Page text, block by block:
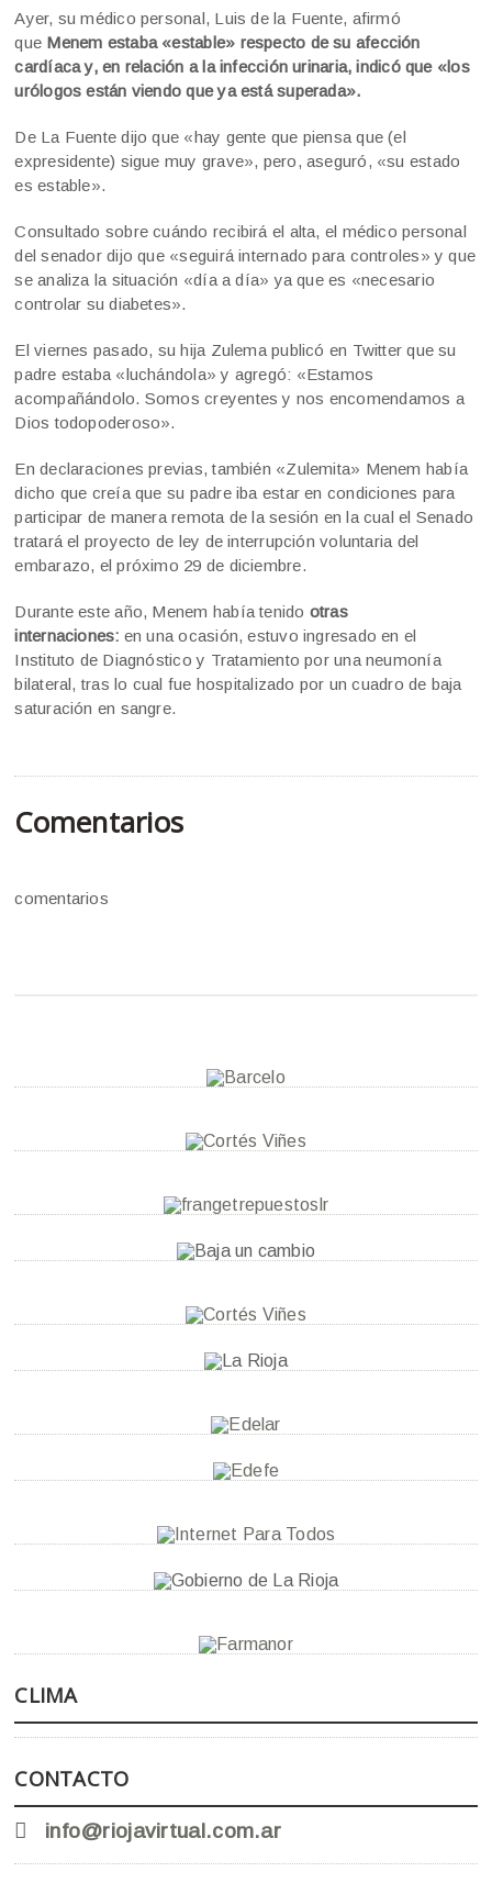
Ayer, su médico personal, Luis de la Fuente, afirmó
que Menem estaba «estable» respecto de su afección
cardíaca y, en relación a la infección urinaria, indicó que «los
urólogos están viendo que ya está superada».
De La Fuente dijo que «hay gente que piensa que (el
expresidente) sigue muy grave», pero, aseguró, «su estado
es estable».
Consultado sobre cuándo recibirá el alta, el médico personal
del senador dijo que «seguirá internado para controles» y que
se analiza la situación «día a día» ya que es «necesario
controlar su diabetes».
El viernes pasado, su hija Zulema publicó en Twitter que su
padre estaba «luchándola» y agregó: «Estamos
acompañándolo. Somos creyentes y nos encomendamos a
Dios todopoderoso».
En declaraciones previas, también «Zulemita» Menem había
dicho que creía que su padre iba estar en condiciones para
participar de manera remota de la sesión en la cual el Senado
tratará el proyecto de ley de interrupción voluntaria del
embarazo, el próximo 29 de diciembre.
Durante este año, Menem había tenido otras
internaciones: en una ocasión, estuvo ingresado en el
Instituto de Diagnóstico y Tratamiento por una neumonía
bilateral, tras lo cual fue hospitalizado por un cuadro de baja
saturación en sangre.
Comentarios
comentarios
CLIMA
CONTACTO
info@riojavirtual.com.ar